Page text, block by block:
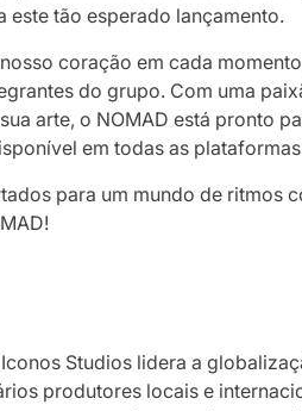
este tão esperado lançamento.
coração em cada
do grupo. Com uma
arte, o NOMAD está pronto
em todas as
para um mundo de ritmos
Studios lidera a
produtores locais e